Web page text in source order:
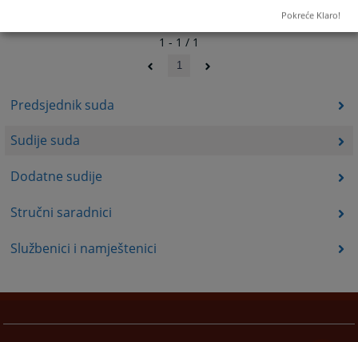
Predsjednik suda
Sudije suda
Dodatne sudije
Stručni saradnici
Službenici i namještenici
1 - 1 / 1
1
Pokreće Klaro!